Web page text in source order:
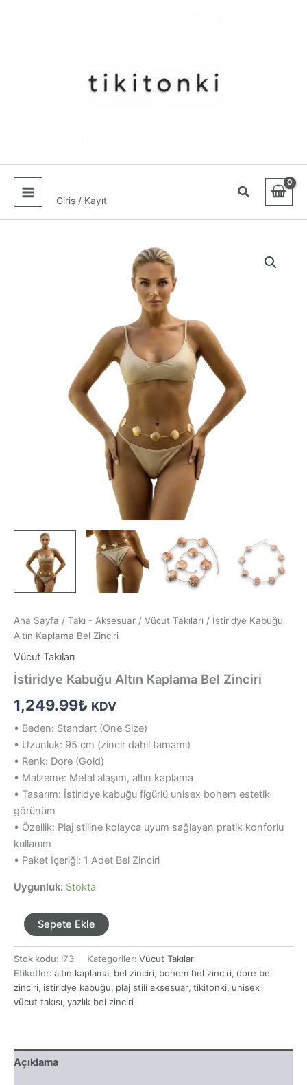
Giriş / Kayıt
Ana Sayfa / Takı - Aksesuar / Vücut Takıları / İstiridye Kabuğu
Altın Kaplama Bel Zinciri
Vücut Takıları
İstiridye Kabuğu Altın Kaplama Bel Zinciri
1,249.99₺ KDV
• Beden: Standart (One Size)
• Uzunluk: 95 cm (zincir dahil tamamı)
• Renk: Dore (Gold)
• Malzeme: Metal alaşım, altın kaplama
• Tasarım: İstiridye kabuğu figürlü unisex bohem estetik
görünüm
• Özellik: Plaj stiline kolayca uyum sağlayan pratik konforlu
kullanım
• Paket İçeriği: 1 Adet Bel Zinciri
Uygunluk: Stokta
İstiridye
Kabuğu
Altın
Kaplama
Bel
Zinciri
adet
Sepete Ekle
Stok kodu: İ73 Kategoriler: Vücut Takıları
Etiketler: altın kaplama, bel zinciri, bohem bel zinciri, dore bel
zinciri, istiridye kabuğu, plaj stili aksesuar, tikitonki, unisex
vücut takısı, yazlık bel zinciri
Açıklama